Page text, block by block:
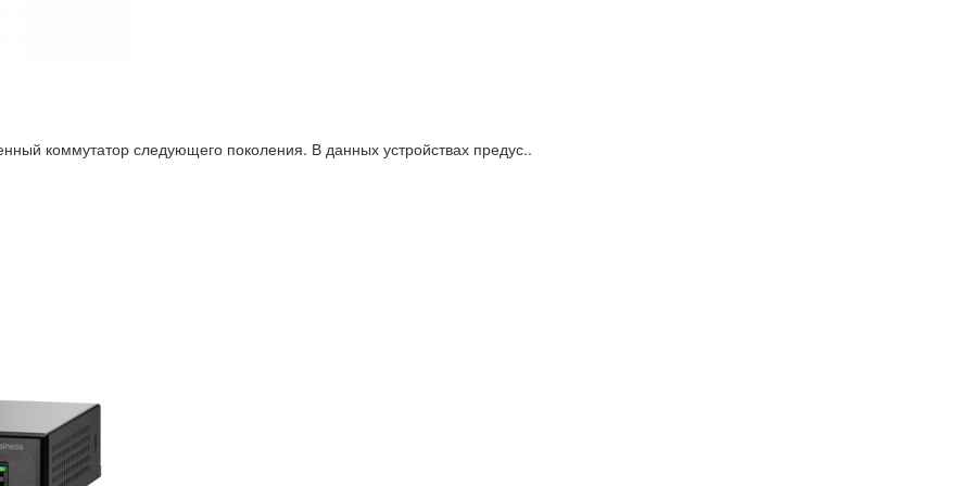
коммутатор следующего поколения. В данных устройствах предус..